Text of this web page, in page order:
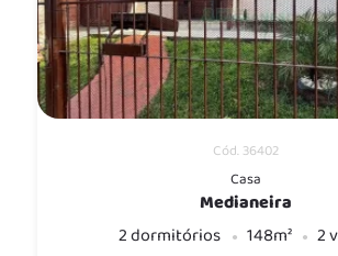
Cód. 36402
Casa
Medianeira
2 dormitórios
148m² 2